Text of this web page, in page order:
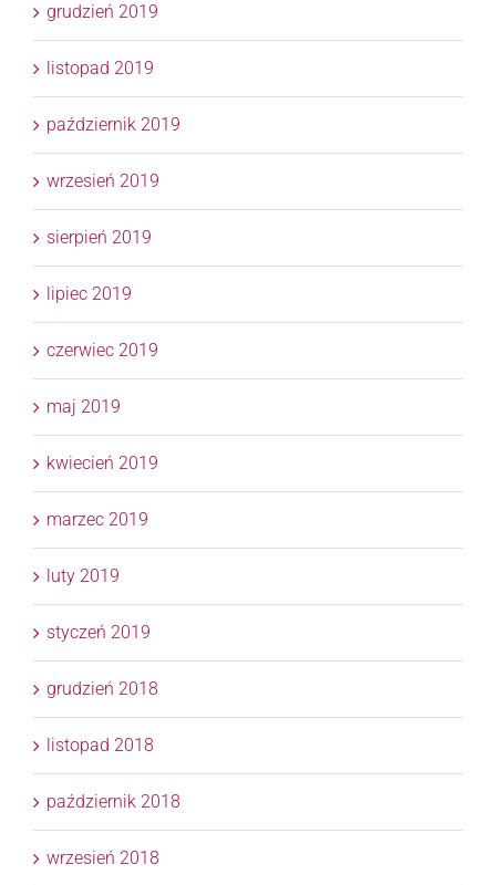
grudzień 2019
listopad 2019
październik 2019
wrzesień 2019
sierpień 2019
lipiec 2019
czerwiec 2019
maj 2019
kwiecień 2019
marzec 2019
luty 2019
styczeń 2019
grudzień 2018
listopad 2018
październik 2018
wrzesień 2018